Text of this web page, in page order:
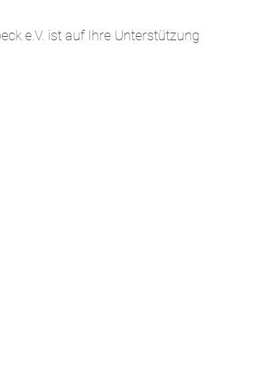
e.V. ist auf Ihre Unterstützung